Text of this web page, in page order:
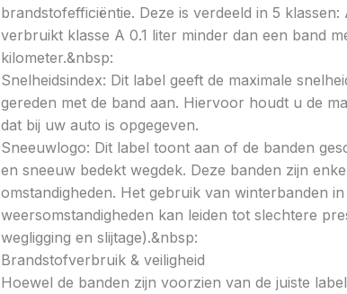
brandstofefficiëntie. Deze is verdeeld in 5 klassen:
verbruikt klasse A 0.1 liter minder dan een band
kilometer.&nbsp:
Snelheidsindex: Dit label geeft de maximale
gereden met de band aan. Hiervoor houdt u de
dat bij uw auto is opgegeven.
Sneeuwlogo: Dit label toont aan of de banden
en sneeuw bedekt wegdek. Deze banden zijn
omstandigheden. Het gebruik van winterbanden
weersomstandigheden kan leiden tot slechtere
wegligging en slijtage).&nbsp:
Brandstofverbruik & veiligheid
Hoewel de banden zijn voorzien van de juiste